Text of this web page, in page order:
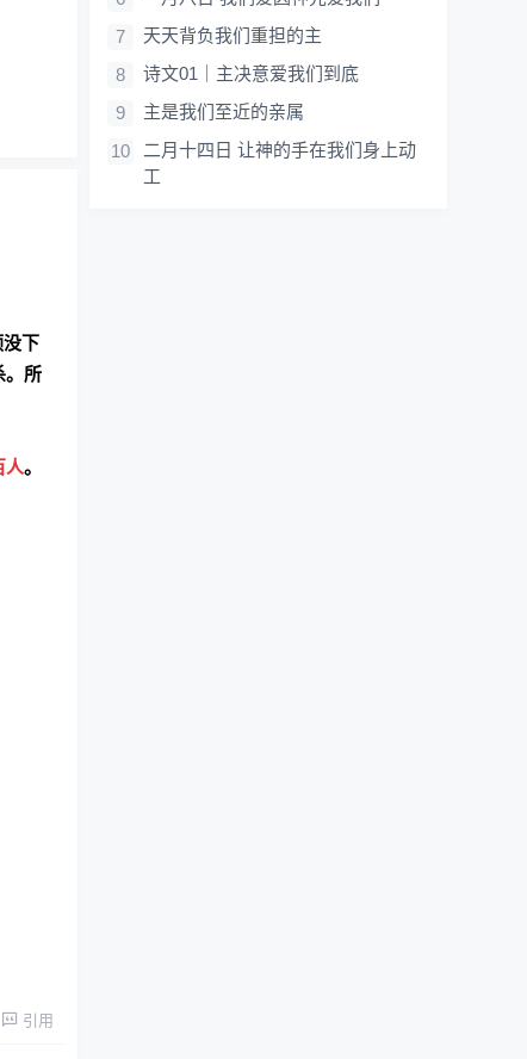
下
。所
人。
引用
天天背负我们重担的主
诗文01｜主决意爱我们到底
主是我们至近的亲属
二月十四日 让神的手在我们身上动
工